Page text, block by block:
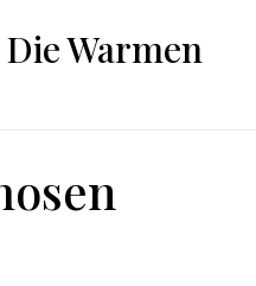
Die Warmen